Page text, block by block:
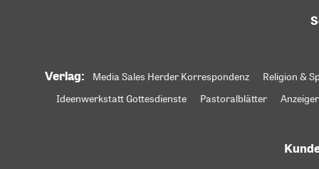
Verlag: Media Sales Herder Korrespondenz Religion &
Ideenwerkstatt Gottesdienste
Pastoralblätter